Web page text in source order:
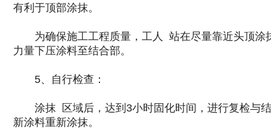
有利于顶部涂抹。
为确保施工工程质量，工人 站在尽量靠近头顶涂
力量下压涂料至结合部。
5、自行检查：
涂抹 区域后，达到3小时固化时间，进行复检与结
新涂料重新涂抹。